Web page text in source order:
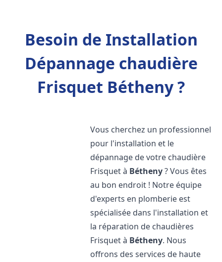
Besoin de Installation
Dépannage chaudière
Frisquet Bétheny ?
Vous cherchez un professionnel
pour l'installation et le
dépannage de votre chaudière
Frisquet à Bétheny? Vous êtes
au bon endroit ! Notre équipe
d'experts en plomberie est
spécialisée dans l'installation et
la réparation de chaudières
Frisquet à Bétheny. Nous
offrons des services de haute